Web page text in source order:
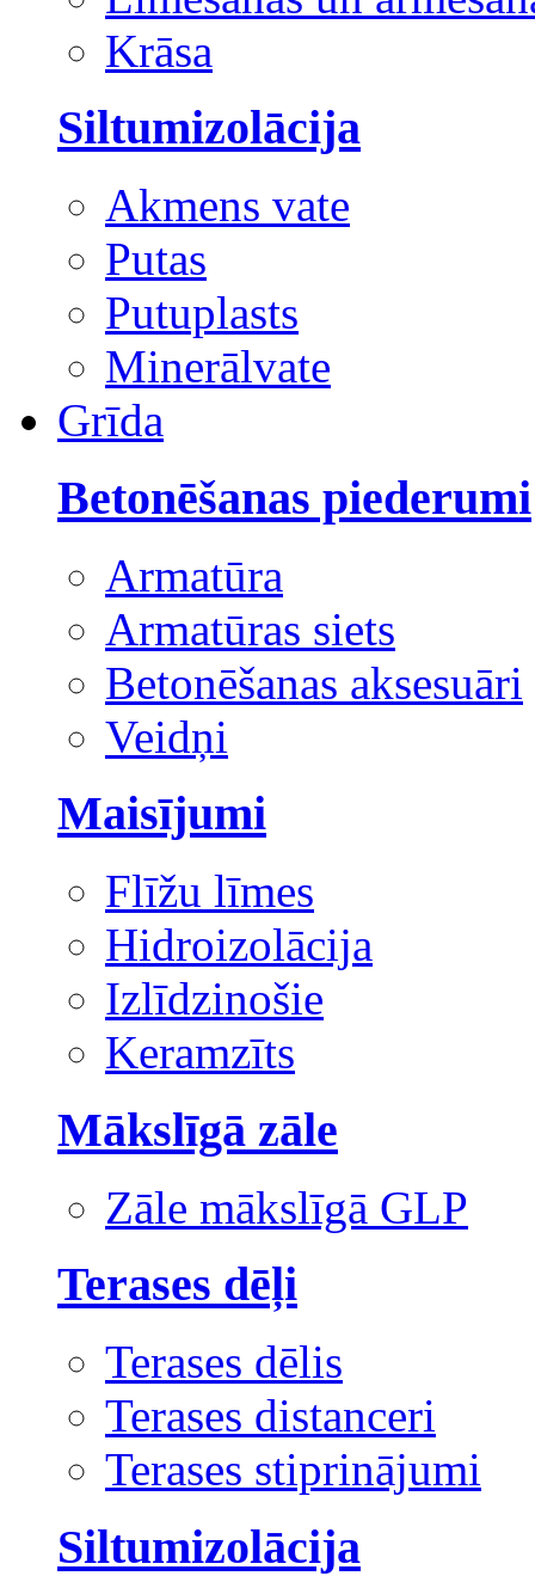
Krāsa
Siltumizolācija
Akmens vate
Putas
Putuplasts
Minerālvate
Grīda
Betonēšanas piederumi
Armatūra
Armatūras siets
Betonēšanas aksesuāri
Veidņi
Maisījumi
Flīžu līmes
Hidroizolācija
Izlīdzinošie
Keramzīts
Mākslīgā zāle
Zāle mākslīgā GLP
Terases dēļi
Terases dēlis
Terases distanceri
Terases stiprinājumi
Siltumizolācija